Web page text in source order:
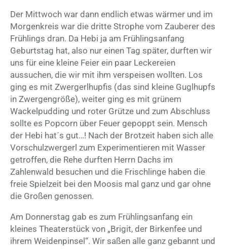
Der Mittwoch war dann endlich etwas wärmer und im
Morgenkreis war die dritte Strophe vom Zauberer des
Frühlings dran. Da Hebi ja am Frühlingsanfang
Geburtstag hat, also nur einen Tag später, durften wir
uns für eine kleine Feier ein paar Leckereien
aussuchen, die wir mit ihm verspeisen wollten. Los
ging es mit Zwergerlhupfis (das sind kleine Guglhupfs
in Zwergengröße), weiter ging es mit grünem
Wackelpudding und roter Grütze und zum Abschluss
sollte es Popcorn über Feuer gepoppt sein. Mensch
der Hebi hat´s gut…! Nach der Brotzeit haben sich alle
Vorschulzwergerl zum Experimentieren mit Wasser
getroffen, die Rehe durften Herrn Dachs im
Zahlenwald besuchen und die Frischlinge haben die
freie Spielzeit bei den Moosis mal ganz und gar ohne
die Großen genossen.
Am Donnerstag gab es zum Frühlingsanfang ein
kleines Theaterstück von „Brigit, der Birkenfee und
ihrem Weidenpinsel“. Wir saßen alle ganz gebannt und